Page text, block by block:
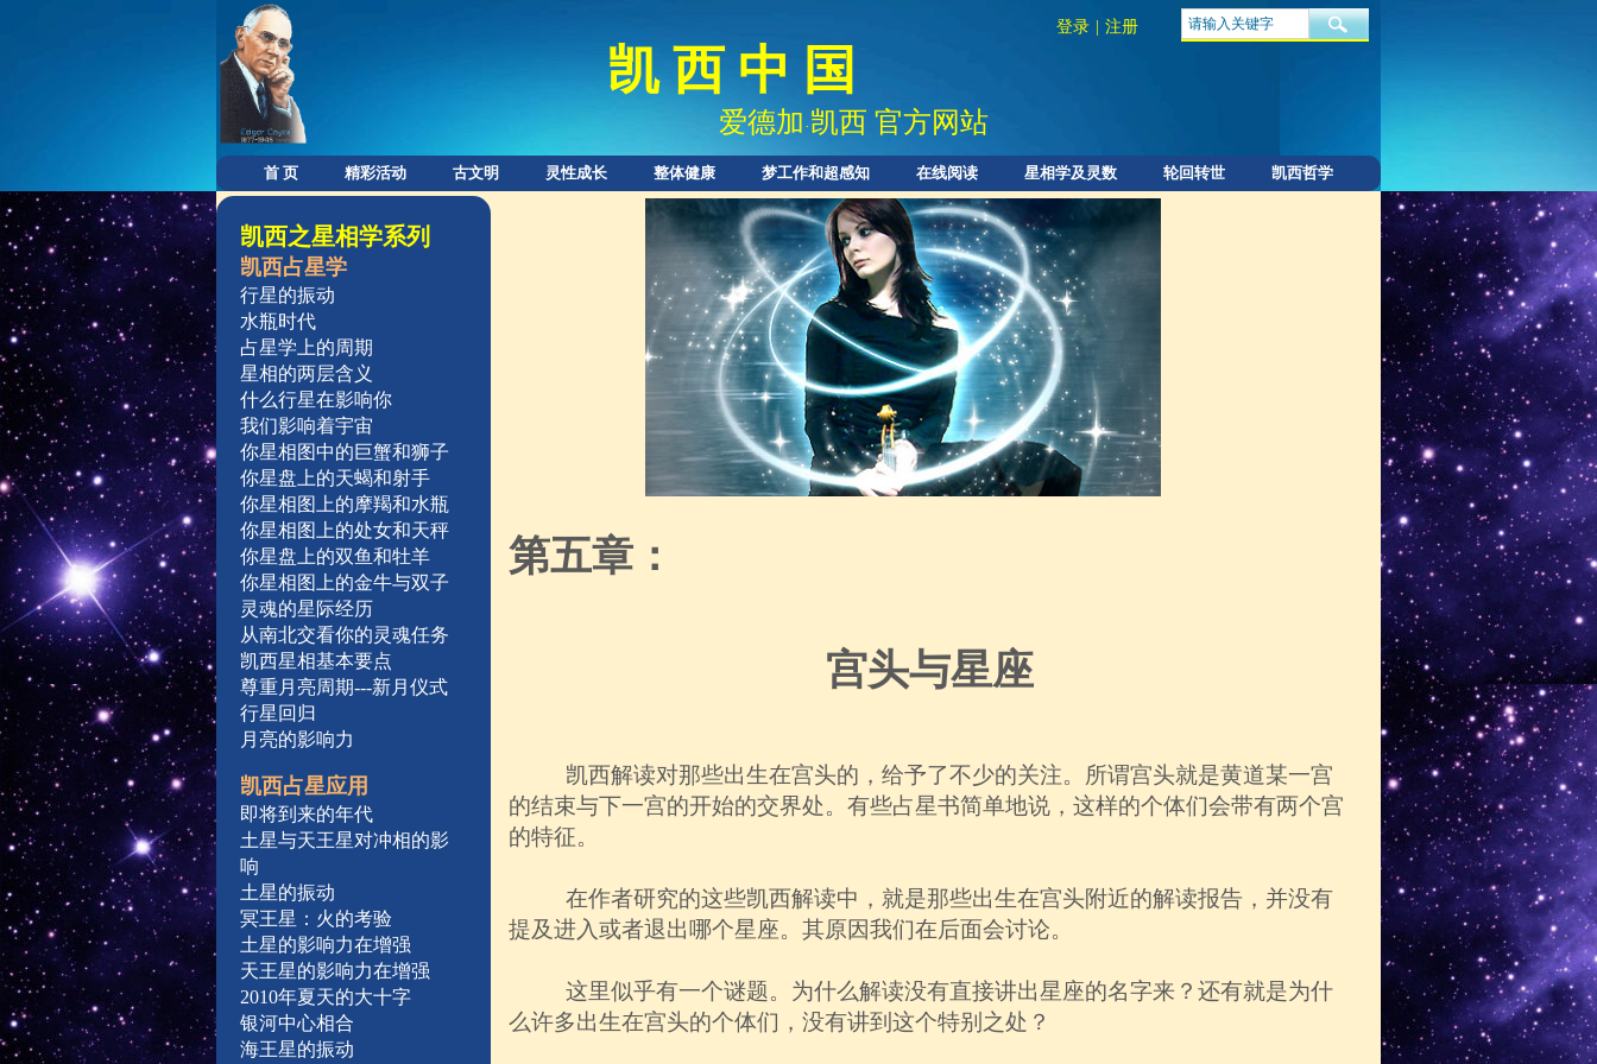
首 页 精彩活动 古文明 灵性成长 整体健康 梦工作和超感知 在线阅读 星相学及灵数 轮回转世 凯西哲学
凯 西 中 国
登录 注册
爱德加 · 凯西 官方网站
凯西之星相学系列
凯西占星学
行星的振动
水瓶时代
占星学上的周期
星相的两层含义
什么行星在影响你
我们影响着宇宙
你星相图中的巨蟹和狮子
你星盘上的天蝎和射手
你星相图上的摩羯和水瓶
你星相图上的处女和天秤
你星盘上的双鱼和牡羊
你星相图上的金牛与双子
灵魂的星际经历
从南北交看你的灵魂任务
凯西星相基本要点
尊重月亮周期---新月仪式
行星回归
月亮的影响力
凯西占星应用
即将到来的年代
土星与天王星对冲相的影
响
土星的振动
冥王星：火的考验
土星的影响力在增强
天王星的影响力在增强
2010年夏天的大十字
银河中心相合
海王星的振动
第五章：
宫头与星座
凯西解读对那些出生在宫头的，给予了不少的关注。所谓宫头就是黄道某一宫
的结束与下一宫的开始的交界处。有些占星书简单地说，这样的个体们会带有两个宫
的特征。
在作者研究的这些凯西解读中，就是那些出生在宫头附近的解读报告，并没有
提及进入或者退出哪个星座。其原因我们在后面会讨论。
这里似乎有一个谜题。为什么解读没有直接讲出星座的名字来？还有就是为什
么许多出生在宫头的个体们，没有讲到这个特别之处？